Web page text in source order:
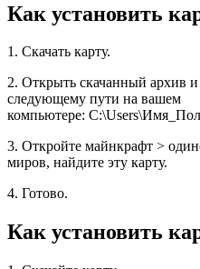
Как установить
1. Скачать карту.
2. Открыть скачанный архив
следующему пути на вашем
компьютере:
3. Откройте майнкрафт >
миров, найдите эту карту.
4. Готово.
Как установить